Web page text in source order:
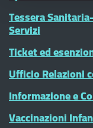
Tessera
Servizi
Ticket ed
Ufficio Relazioni
Informazione e
Vaccinazioni